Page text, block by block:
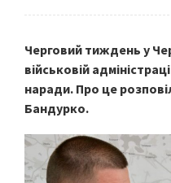
Черговий тиждень у
військовій
наради. Про це
Бандурко.